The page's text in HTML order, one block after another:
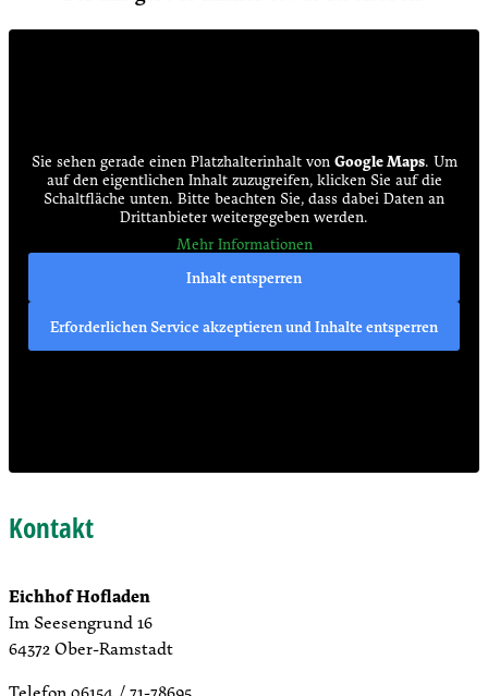
Sie sehen gerade einen Platzhalterinhalt vonGoogle Maps. Um
auf den eigentlichen Inhalt zuzugreifen, klicken Sie auf die
Schaltfläche unten. Bitte beachten Sie, dass dabei Daten an
Drittanbieter weitergegeben werden.
Mehr Informationen
Inhalt entsperren
Erforderlichen Service akzeptieren und Inhalte entsperren
Kontakt
Eichhof Hofladen
Im Seesengrund 16
64372 Ober-Ramstadt